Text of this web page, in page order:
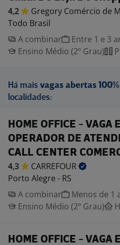
4,2 Gregory Comércio de
Todo Brasil
A combinar
Entre 1 e 3
Ensino Médio (2º Grau)
Há mais vagas abertas
localidades:
HOME OFFICE - VAGA
OPERADOR DE
CALL CENTER
4,3
CARREFOUR
Porto Alegre - RS
A combinar
Menos de 1
Ensino Médio (2º Grau)
HOME OFFICE - VAGA